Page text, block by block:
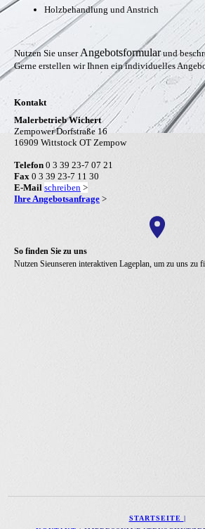
Holzbehandlung und Anstrich
Nutzen Sie unser Angebotsformularund
Gerne erstellen wir Ihnen ein individuelles
Kontakt
Malerbetrieb Wichert
Zempower Dorfstraße 16
16909 Wittstock OT Zempow
Telefon 0 3 39 23-7 07 21
Fax 0 3 39 23-7 11 30
E-Mail schreiben >
Ihre Angebotsanfrage >
So finden Sie zu uns
Nutzen Sieunseren interaktiven Lageplan, um zu uns zu
STARTSEITE |